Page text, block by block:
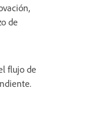
de
flujo de